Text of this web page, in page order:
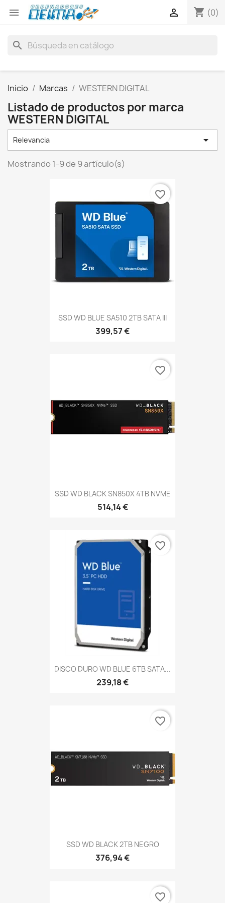
 shopping_cart (0)

search
Inicio Marcas WESTERN DIGITAL
Listado de productos por marca
WESTERN DIGITAL
Relevancia 
Mostrando 1-9 de 9 artículo(s)
SSD WD BLUE SA510 2TB SATA III
399,57 €
favorite_border
SSD WD BLACK SN850X 4TB NVME
514,14 €
favorite_border
DISCO DURO WD BLUE 6TB SATA...
239,18 €
favorite_border
SSD WD BLACK 2TB NEGRO
376,94 €
favorite_border
favorite_border